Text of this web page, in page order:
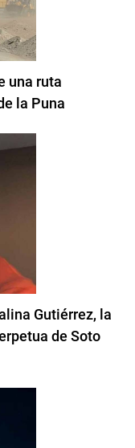
una ruta
la Puna
Gutiérrez, la
de Soto